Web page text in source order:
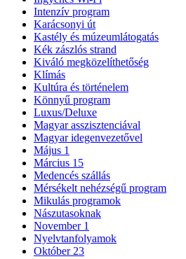
Intenzív program
Karácsonyi út
Kastély és múzeumlátogatás
Kék zászlós strand
Kiváló megközelíthetőség
Klímás
Kultúra és történelem
Könnyű program
Luxus/Deluxe
Magyar asszisztenciával
Magyar idegenvezetővel
Május 1
Március 15
Medencés szállás
Mérsékelt nehézségű program
Mikulás programok
Nászutasoknak
November 1
Nyelvtanfolyamok
Október 23